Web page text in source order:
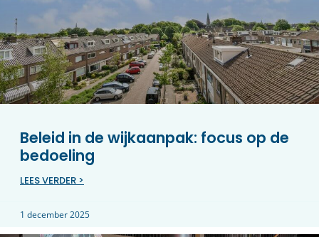
Beleid in de wijkaanpak: focus op de
bedoeling
LEES VERDER >
1 december 2025